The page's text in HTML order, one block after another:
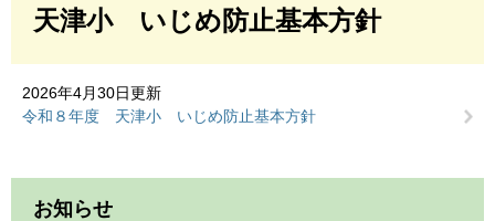
天津小 いじめ防止基本方針
2026年4月30日更新
令和８年度 天津小 いじめ防止基本方針
お知らせ